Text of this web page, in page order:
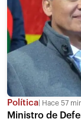
Política Hace 57
Ministro de